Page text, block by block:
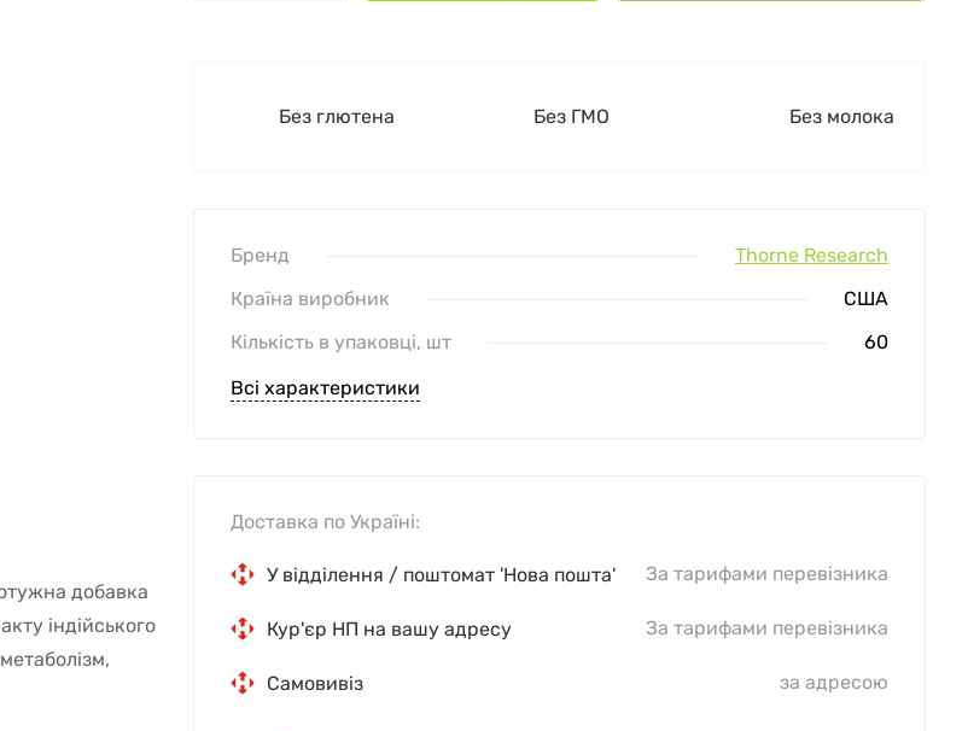
добавка
індійського
Без глютена Без ГМО Без молока
Доставка по Україні:
У відділення / поштомат 'Нова пошта' За тарифами перевізника
Кур'єр НП на вашу адресу За тарифами перевізника
Самовивіз за адресою
Бренд
Thorne Research
Країна виробник
США
Кількість в упаковці, шт
60
Всі характеристики